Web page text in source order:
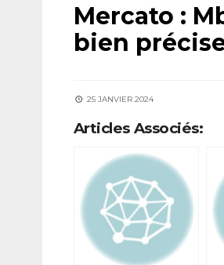
Mercato :
bien
25 JANVIER 2024
Articles Associés: